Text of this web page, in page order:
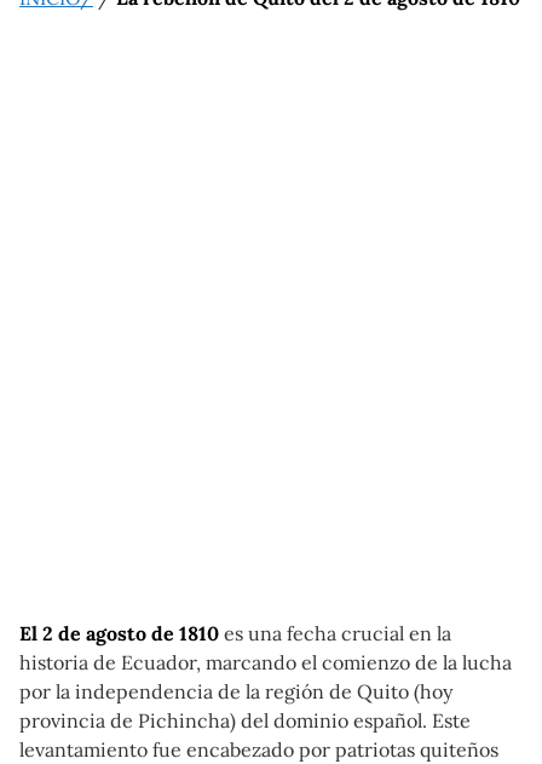
El 2 de agosto de 1810 es una fecha crucial en la
historia de Ecuador, marcando el comienzo de la lucha
por la independencia de la región de Quito (hoy
provincia de Pichincha) del dominio español. Este
levantamiento fue encabezado por patriotas quiteños